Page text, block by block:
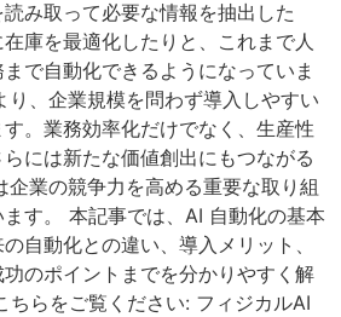
み取って必要な情報を抽出した
庫を最適化したりと、これまで人
で自動化できるようになっていま
り、企業規模を問わず導入しやすい
。業務効率化だけでなく、生産性
には新たな価値創出にもつながる
企業の競争力を高める重要な取り組
す。 本記事では、AI 自動化の基本
自動化との違い、導入メリット、
のポイントまでを分かりやすく解
ちらをご覧ください: フィジカルAI